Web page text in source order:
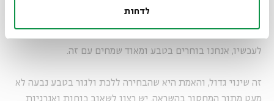
לדחות
לעכשיו, אנחנו בוחרים בטבע ומאוד שמחים עם זה.
זה שינוי גדול, והאמת היא שהבחירה ללכת ולגור בטבע נבעה לא
מעט מתוך המחסור בהשראה. יש רצון לשאוב כוחות ואנרגיות